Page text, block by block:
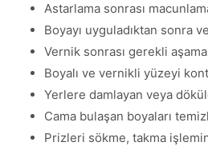
Astarlama sonrası
Boyayı uyguladıktan sonra
Vernik sonrası gerekli
Boyalı ve vernikli yüzeyi
Yerlere damlayan veya
Cama bulaşan boyaları
Prizleri sökme, takma